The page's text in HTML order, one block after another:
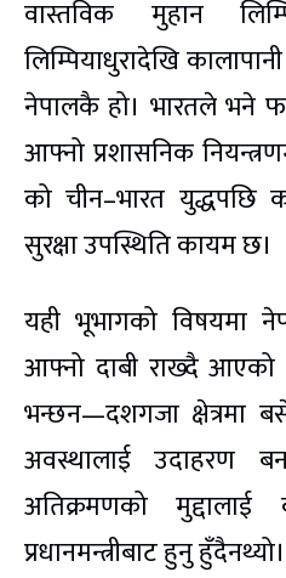
वास्तविक मुहान
लिम्पियाधुरादेखि
नेपालकै हो। भारतले भने
आफ्नो प्रशासनिक
को चीन–भारत युद्धपछि
सुरक्षा उपस्थिति कायम छ।
यही भूभागको विषयमा
आफ्नो दाबी राख्दै
भन्छन—दशगजा क्षेत्रमा
अवस्थालाई उदाहरण
अतिक्रमणको
प्रधानमन्त्रीबाट हुनु हुँदैनथ्यो।